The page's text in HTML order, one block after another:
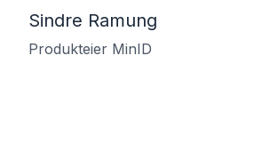
Sindre Ramung
Produkteier MinID